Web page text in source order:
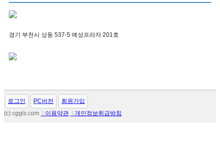
경기 부천시 상동 537-5 예성프라자 201호
로그인 PC버전
회원가입
(c) cggls.com
이용약관 개인정보취급방침